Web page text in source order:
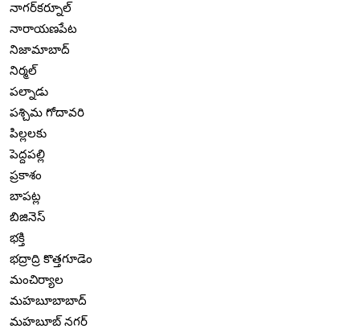
నాగర్‌కర్నూల్
నారాయణపేట
నిజామాబాద్
నిర్మల్
పల్నాడు
పశ్చిమ గోదావరి
పిల్లలకు
పెద్దపల్లి
ప్రకాశం
బాపట్ల
బిజినెస్
భక్తి
భద్రాద్రి కొత్తగూడెం
మంచిర్యాల
మహబూబాబాద్
మహబూబ్ నగర్